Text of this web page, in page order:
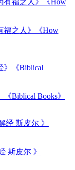
福之人》《How
Biblical Books》
斯皮尔 》